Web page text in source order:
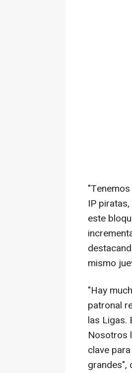
IP
este
mismo
"Hay
patronal
las Ligas.
Nosotros
clave
grandes",